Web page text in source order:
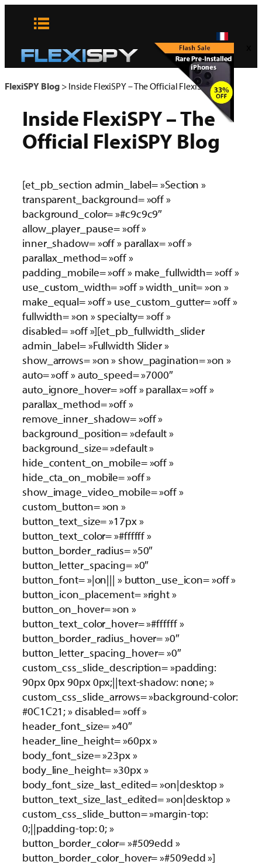
FlexiSPY Blog> Inside FlexiSPY – The Official FlexiSPY Blog
Inside FlexiSPY – The
Official FlexiSPY Blog
[et_pb_section admin_label= »Section »
transparent_background= »off »
background_color= »#c9c9c9″
allow_player_pause= »off »
inner_shadow= »off » parallax= »off »
parallax_method= »off »
padding_mobile= »off » make_fullwidth= »off »
use_custom_width= »off » width_unit= »on »
make_equal= »off » use_custom_gutter= »off »
fullwidth= »on » specialty= »off »
disabled= »off »][et_pb_fullwidth_slider
admin_label= »Fullwidth Slider »
show_arrows= »on » show_pagination= »on »
auto= »off » auto_speed= »7000″
auto_ignore_hover= »off » parallax= »off »
parallax_method= »off »
remove_inner_shadow= »off »
background_position= »default »
background_size= »default »
hide_content_on_mobile= »off »
hide_cta_on_mobile= »off »
show_image_video_mobile= »off »
custom_button= »on »
button_text_size= »17px »
button_text_color= »#ffffff »
button_border_radius= »50″
button_letter_spacing= »0″
button_font= »|on||| » button_use_icon= »off »
button_icon_placement= »right »
button_on_hover= »on »
button_text_color_hover= »#ffffff »
button_border_radius_hover= »0″
button_letter_spacing_hover= »0″
custom_css_slide_description= »padding:
90px 0px 90px 0px;||text-shadow: none; »
custom_css_slide_arrows= »background-color:
#0C1C21; » disabled= »off »
header_font_size= »40″
header_line_height= »60px »
body_font_size= »23px »
body_line_height= »30px »
body_font_size_last_edited= »on|desktop »
button_text_size_last_edited= »on|desktop »
custom_css_slide_button= »margin-top:
0;||padding-top: 0; »
button_border_color= »#509edd »
button_border_color_hover= »#509edd »]